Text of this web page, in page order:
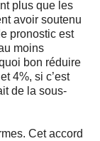
plus que les
avoir soutenu
pronostic est
moins
bon réduire
4%, si c’est
de la sous-
Cet accord